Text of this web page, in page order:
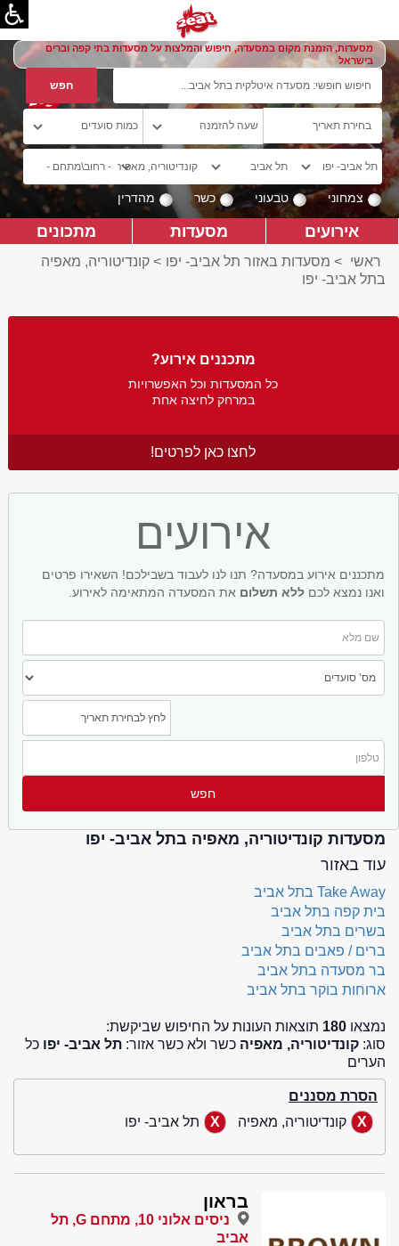
מסעדות, הזמנת מקום במסעדה, חיפוש והמלצות על מסעדות בתי קפה וברים
בישראל
צמחוני טבעוני כשר מהדרין
אירועים מסעדות מתכונים
ראשי > מסעדות באזור תל אביב- יפו > קונדיטוריה, מאפיה
בתל אביב- יפו
מתכננים אירוע?
כל המסעדות וכל האפשרויות
במרחק לחיצה אחת
לחצו כאן לפרטים!
אירועים
מתכננים אירוע במסעדה? תנו לנו לעבוד בשבילכם! השאירו פרטים
ואנו נמצא לכם ללא תשלום את המסעדה המתאימה לאירוע.
מסעדות קונדיטוריה, מאפיה בתל אביב- יפו
עוד באזור
Take Away בתל אביב
בית קפה בתל אביב
בשרים בתל אביב
ברים / פאבים בתל אביב
בר מסעדה בתל אביב
ארוחות בוקר בתל אביב
נמצאו 180 תוצאות העונות על החיפוש שביקשת:
סוג: קונדיטוריה, מאפיה כשר ולא כשר אזור: תל אביב- יפו כל
הערים
הסרת מסננים
קונדיטוריה, מאפיה
תל אביב- יפו
בראון
ניסים אלוני 10, מתחם G, תל
אביב